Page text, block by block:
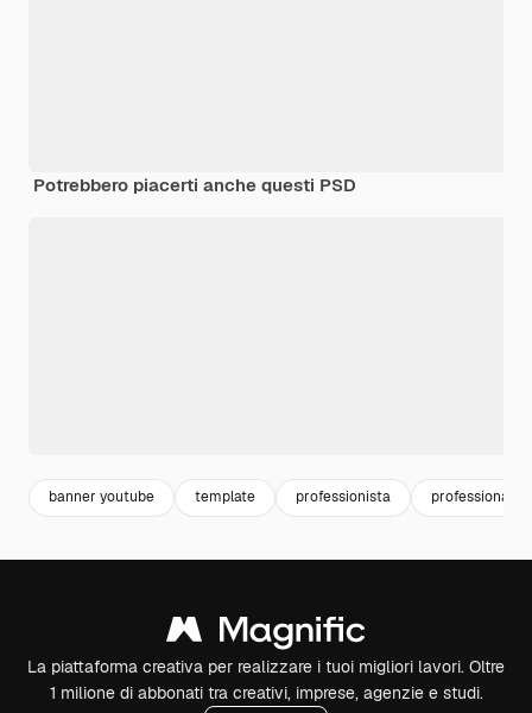
Potrebbero piacerti anche questi PSD
banner youtube template professionista professionalità
La piattaforma creativa per realizzare i tuoi migliori lavori. Oltre
1 milione di abbonati tra creativi, imprese, agenzie e studi.